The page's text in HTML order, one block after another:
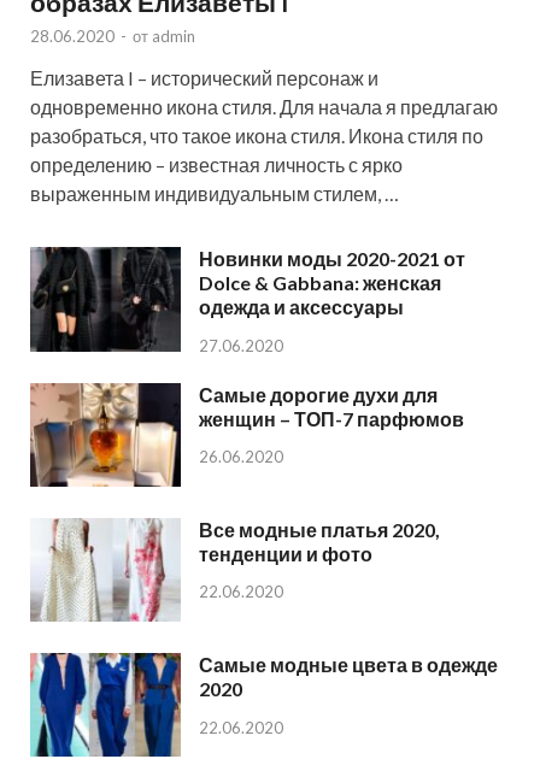
28.06.2020 - от admin
Елизавета I – исторический персонаж и
одновременно икона стиля. Для начала я предлагаю
разобраться, что такое икона стиля. Икона стиля по
определению – известная личность с ярко
выраженным индивидуальным стилем, …
Новинки моды 2020-2021 от
Dolce & Gabbana: женская
одежда и аксессуары
27.06.2020
Самые дорогие духи для
женщин – ТОП-7 парфюмов
26.06.2020
Все модные платья 2020,
тенденции и фото
22.06.2020
Самые модные цвета в одежде
2020
22.06.2020